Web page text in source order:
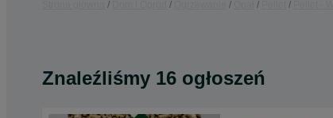
Znaleźliśmy 16 ogłoszeń